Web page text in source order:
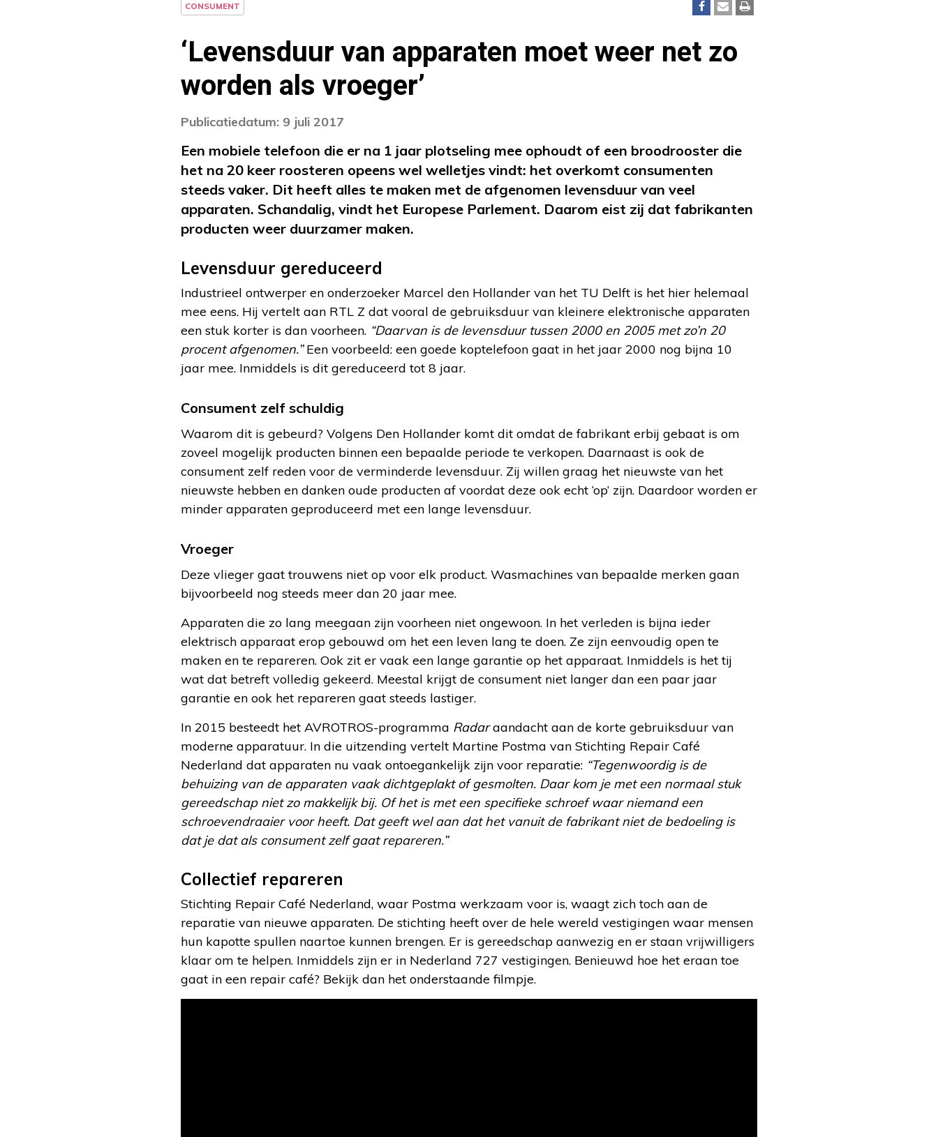
CONSUMENT
‘Levensduur van apparaten moet weer net zo
worden als vroeger’
Publicatiedatum: 9 juli 2017
Een mobiele telefoon die er na 1 jaar plotseling mee ophoudt of een broodrooster die
het na 20 keer roosteren opeens wel welletjes vindt: het overkomt consumenten
steeds vaker. Dit heeft alles te maken met de afgenomen levensduur van veel
apparaten. Schandalig, vindt het Europese Parlement. Daarom eist zij dat fabrikanten
producten weer duurzamer maken.
Levensduur gereduceerd
Industrieel ontwerper en onderzoeker Marcel den Hollander van het TU Delft is het hier helemaal
mee eens. Hij vertelt aan RTL Z dat vooral de gebruiksduur van kleinere elektronische apparaten
een stuk korter is dan voorheen. “Daarvan is de levensduur tussen 2000 en 2005 met zo’n 20
procent afgenomen.”Een voorbeeld: een goede koptelefoon gaat in het jaar 2000 nog bijna 10
jaar mee. Inmiddels is dit gereduceerd tot 8 jaar.
Consument zelf schuldig
Waarom dit is gebeurd? Volgens Den Hollander komt dit omdat de fabrikant erbij gebaat is om
zoveel mogelijk producten binnen een bepaalde periode te verkopen. Daarnaast is ook de
consument zelf reden voor de verminderde levensduur. Zij willen graag het nieuwste van het
nieuwste hebben en danken oude producten af voordat deze ook echt ‘op’ zijn. Daardoor worden er
minder apparaten geproduceerd met een lange levensduur.
Vroeger
Deze vlieger gaat trouwens niet op voor elk product. Wasmachines van bepaalde merken gaan
bijvoorbeeld nog steeds meer dan 20 jaar mee.
Apparaten die zo lang meegaan zijn voorheen niet ongewoon. In het verleden is bijna ieder
elektrisch apparaat erop gebouwd om het een leven lang te doen. Ze zijn eenvoudig open te
maken en te repareren. Ook zit er vaak een lange garantie op het apparaat. Inmiddels is het tij
wat dat betreft volledig gekeerd. Meestal krijgt de consument niet langer dan een paar jaar
garantie en ook het repareren gaat steeds lastiger.
In 2015 besteedt het AVROTROS-programma Radaraandacht aan de korte gebruiksduur van
moderne apparatuur. In die uitzending vertelt Martine Postma van Stichting Repair Café
Nederland dat apparaten nu vaak ontoegankelijk zijn voor reparatie: “Tegenwoordig is de
behuizing van de apparaten vaak dichtgeplakt of gesmolten. Daar kom je met een normaal stuk
gereedschap niet zo makkelijk bij. Of het is met een specifieke schroef waar niemand een
schroevendraaier voor heeft. Dat geeft wel aan dat het vanuit de fabrikant niet de bedoeling is
dat je dat als consument zelf gaat repareren.”
Collectief repareren
Stichting Repair Café Nederland, waar Postma werkzaam voor is, waagt zich toch aan de
reparatie van nieuwe apparaten. De stichting heeft over de hele wereld vestigingen waar mensen
hun kapotte spullen naartoe kunnen brengen. Er is gereedschap aanwezig en er staan vrijwilligers
klaar om te helpen. Inmiddels zijn er in Nederland 727 vestigingen. Benieuwd hoe het eraan toe
gaat in een repair café? Bekijk dan het onderstaande filmpje.